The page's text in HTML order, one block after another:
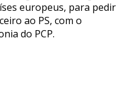
europeus, para pedir
ao PS, com o
do PCP.